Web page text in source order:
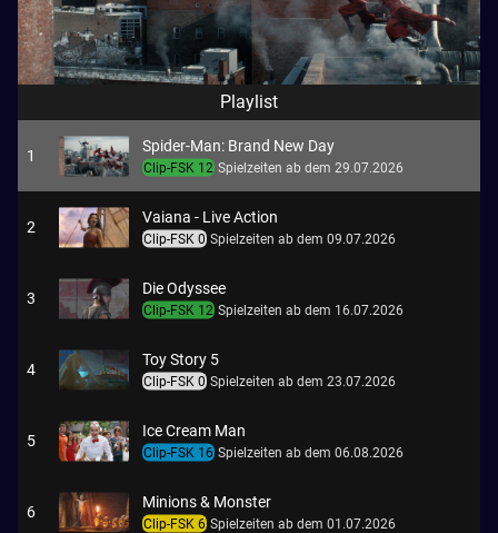
Playlist
1
Spider-Man: Brand New Day
Clip-FSK 12 Spielzeiten ab dem 29.07.2026
2
Vaiana - Live Action
Clip-FSK 0 Spielzeiten ab dem 09.07.2026
3
Die Odyssee
Clip-FSK 12 Spielzeiten ab dem 16.07.2026
4
Toy Story 5
Clip-FSK 0 Spielzeiten ab dem 23.07.2026
5
Ice Cream Man
Clip-FSK 16 Spielzeiten ab dem 06.08.2026
6
Minions & Monster
Clip-FSK 6 Spielzeiten ab dem 01.07.2026